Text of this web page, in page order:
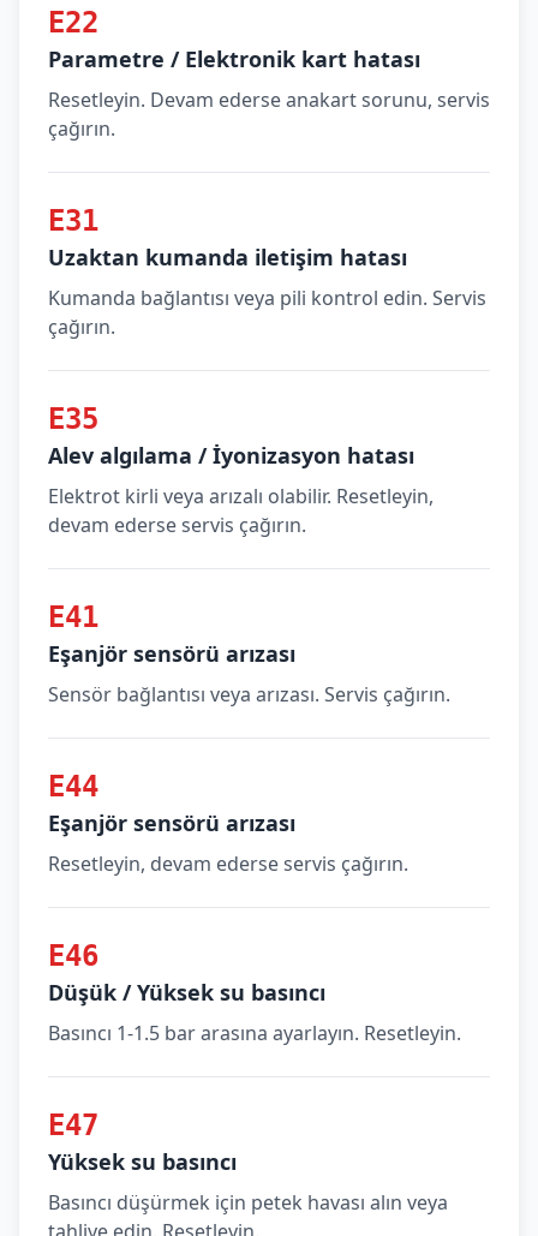
E22
Parametre / Elektronik kart hatası
Resetleyin. Devam ederse anakart sorunu, servis
çağırın.
E31
Uzaktan kumanda iletişim hatası
Kumanda bağlantısı veya pili kontrol edin. Servis
çağırın.
E35
Alev algılama / İyonizasyon hatası
Elektrot kirli veya arızalı olabilir. Resetleyin,
devam ederse servis çağırın.
E41
Eşanjör sensörü arızası
Sensör bağlantısı veya arızası. Servis çağırın.
E44
Eşanjör sensörü arızası
Resetleyin, devam ederse servis çağırın.
E46
Düşük / Yüksek su basıncı
Basıncı 1-1.5 bar arasına ayarlayın. Resetleyin.
E47
Yüksek su basıncı
Basıncı düşürmek için petek havası alın veya